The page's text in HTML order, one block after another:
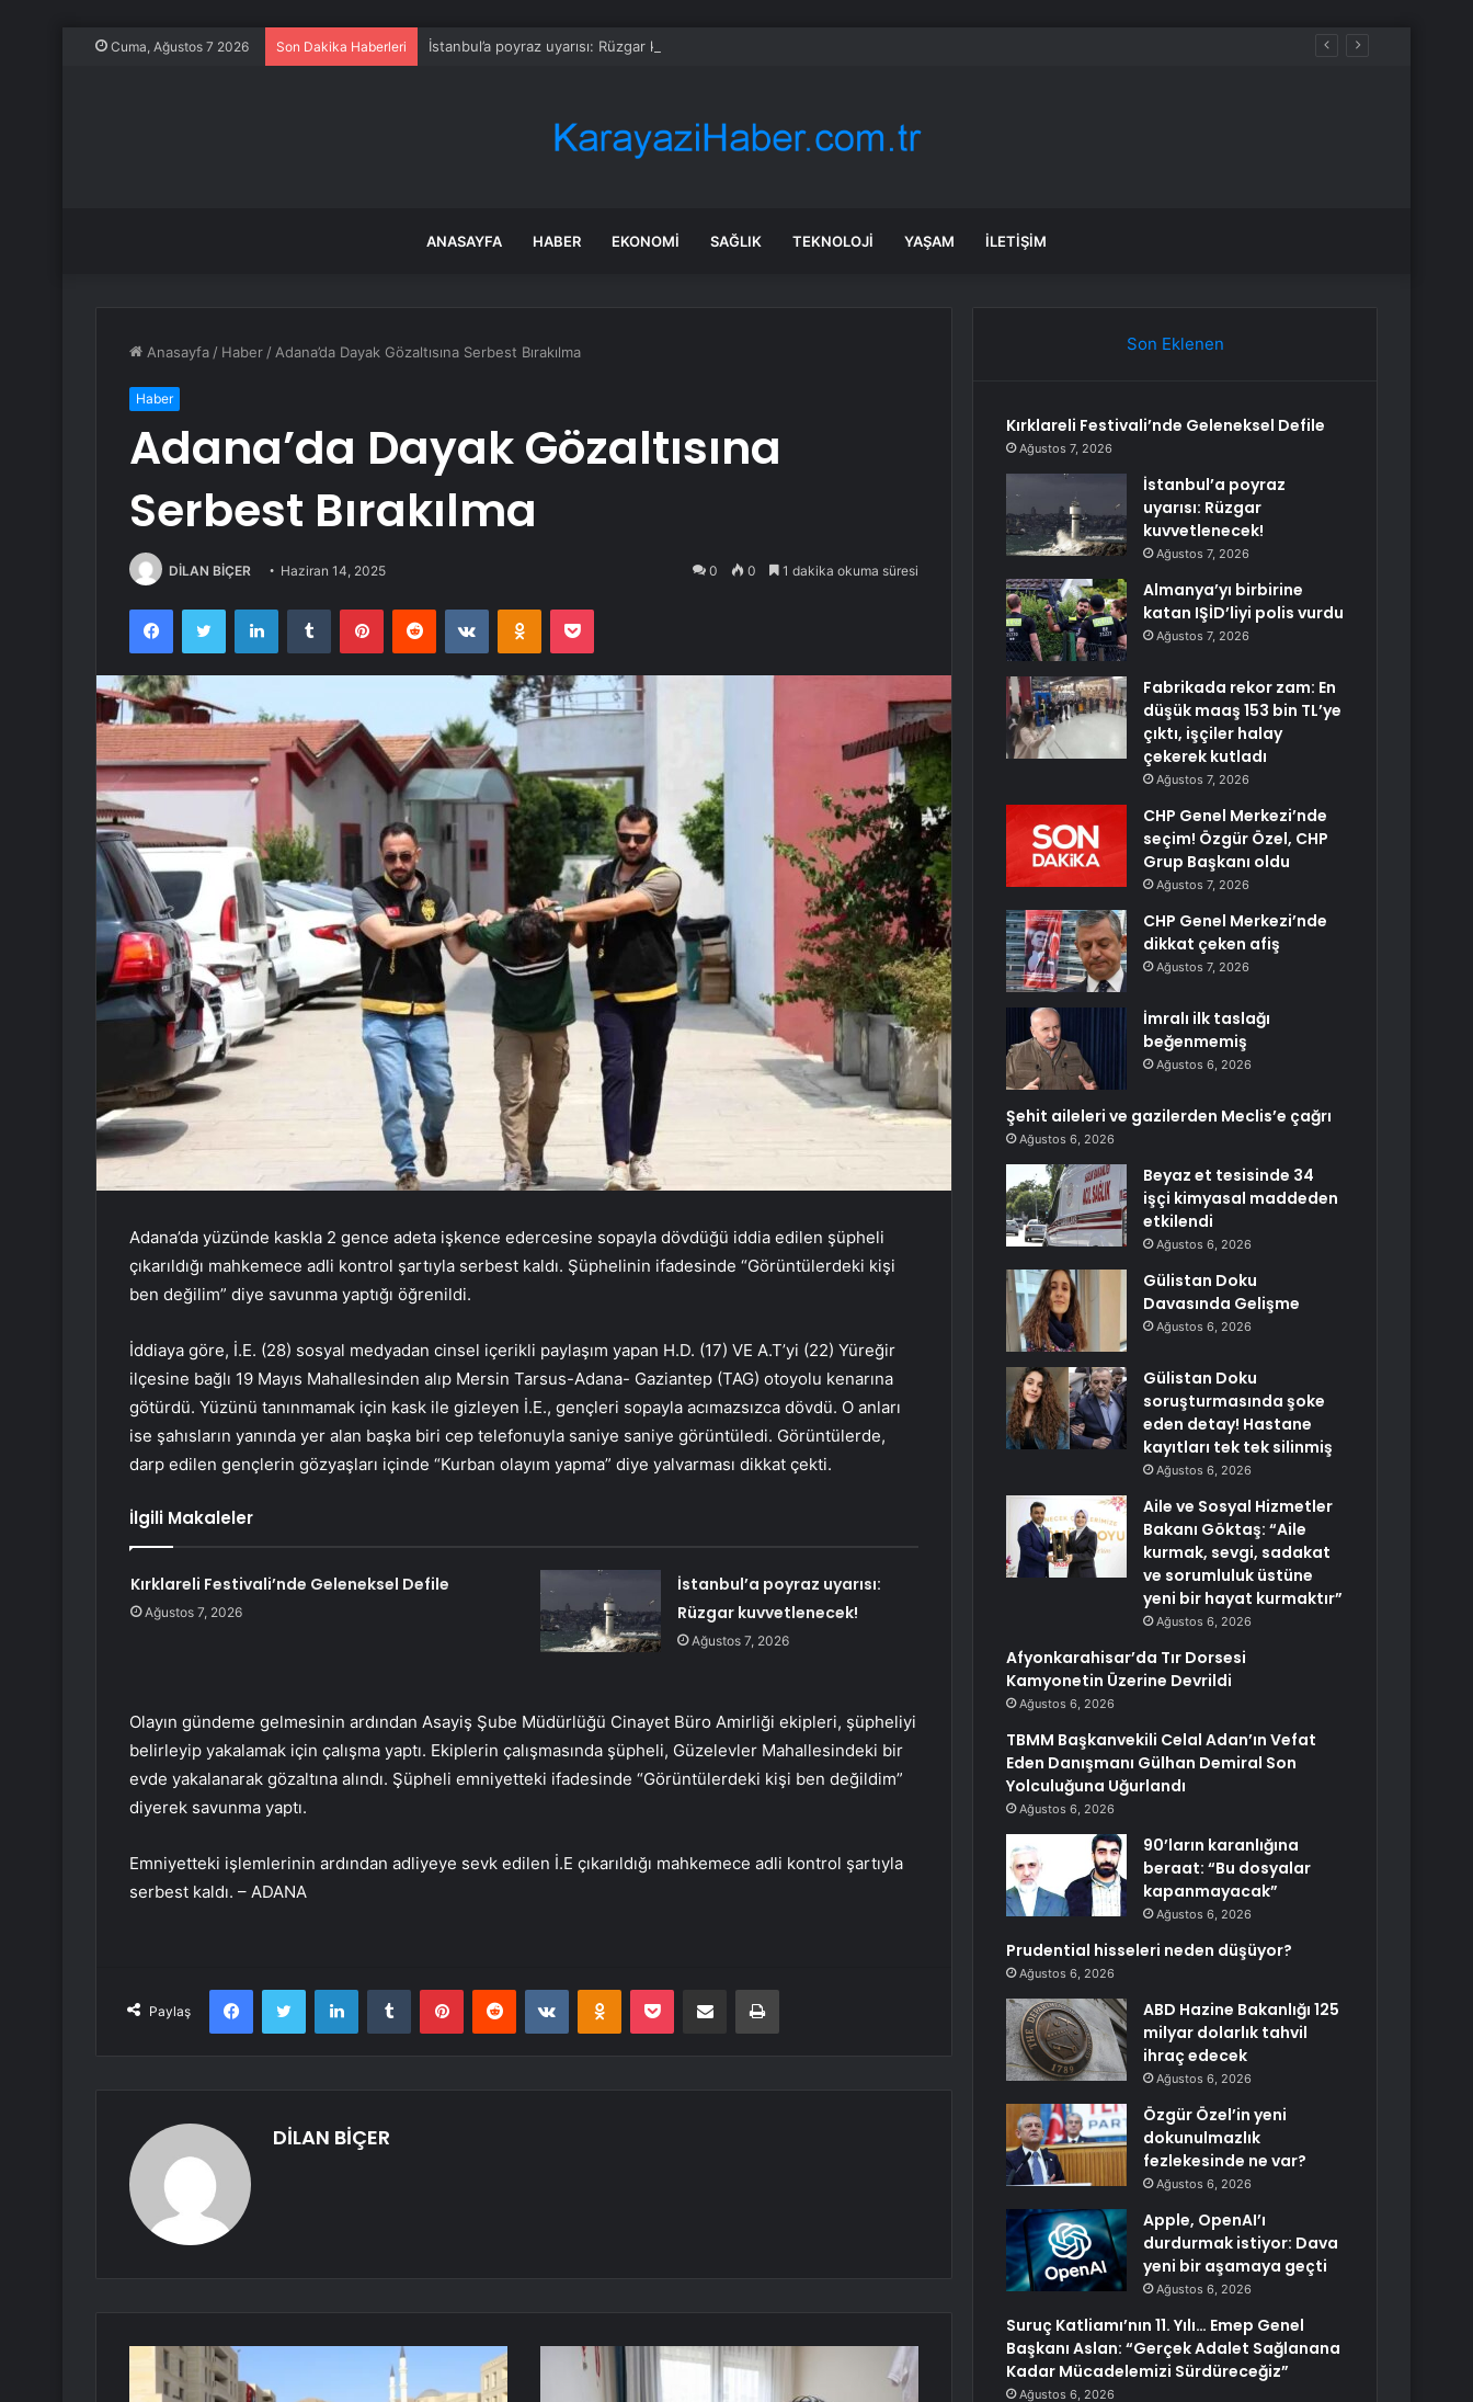
Cuma, Ağustos 7 2026 Son Dakika Haberleri İstanbul’a poyraz uyarısı: Rüzgar kuvvetlenecek!
ANASAYFA HABER EKONOMI SAĞLIK TEKNOLOJI YAŞAM İLETIŞIM
Anasayfa / Haber / Adana’da Dayak Gözaltısına Serbest Bırakılma
Haber
Adana’da Dayak Gözaltısına
Serbest Bırakılma
DİLAN BİÇER Haziran 14, 2025 0 0 1 dakika okuma süresi
FacebookTwitter LinkedInTumblr PinterestReddit VKontakteOdnoklassniki
Pocket
Adana’da yüzünde kaskla 2 gence adeta işkence edercesine sopayla dövdüğü iddia edilen şüpheli
çıkarıldığı mahkemece adli kontrol şartıyla serbest kaldı. Şüphelinin ifadesinde “Görüntülerdeki kişi
ben değilim” diye savunma yaptığı öğrenildi.
İddiaya göre, İ.E. (28) sosyal medyadan cinsel içerikli paylaşım yapan H.D. (17) VE A.T’yi (22) Yüreğir
ilçesine bağlı 19 Mayıs Mahallesinden alıp Mersin Tarsus-Adana- Gaziantep (TAG) otoyolu kenarına
götürdü. Yüzünü tanınmamak için kask ile gizleyen İ.E., gençleri sopayla acımazsızca dövdü. O anları
ise şahısların yanında yer alan başka biri cep telefonuyla saniye saniye görüntüledi. Görüntülerde,
darp edilen gençlerin gözyaşları içinde “Kurban olayım yapma” diye yalvarması dikkat çekti.
İlgili Makaleler
Kırklareli Festivali’nde Geleneksel Defile
Ağustos 7, 2026
İstanbul’a poyraz uyarısı:
Rüzgar kuvvetlenecek!
Ağustos 7, 2026
Olayın gündeme gelmesinin ardından Asayiş Şube Müdürlüğü Cinayet Büro Amirliği ekipleri, şüpheliyi
belirleyip yakalamak için çalışma yaptı. Ekiplerin çalışmasında şüpheli, Güzelevler Mahallesindeki bir
evde yakalanarak gözaltına alındı. Şüpheli emniyetteki ifadesinde “Görüntülerdeki kişi ben değildim”
diyerek savunma yaptı.
Emniyetteki işlemlerinin ardından adliyeye sevk edilen İ.E çıkarıldığı mahkemece adli kontrol şartıyla
serbest kaldı. – ADANA
Paylaş
FacebookTwitter LinkedInTumblr PinterestReddit VKontakteOdnoklassniki
Pocket E-Posta ile paylaş Yazdır
DİLAN BİÇER
Son Eklenen
Kırklareli Festivali’nde Geleneksel Defile
Ağustos 7, 2026
İstanbul’a poyraz
uyarısı: Rüzgar
kuvvetlenecek!
Ağustos 7, 2026
Almanya’yı birbirine
katan IŞİD’liyi polis vurdu
Ağustos 7, 2026
Fabrikada rekor zam: En
düşük maaş 153 bin TL’ye
çıktı, işçiler halay
çekerek kutladı
Ağustos 7, 2026
CHP Genel Merkezi’nde
seçim! Özgür Özel, CHP
Grup Başkanı oldu
Ağustos 7, 2026
CHP Genel Merkezi’nde
dikkat çeken afiş
Ağustos 7, 2026
İmralı ilk taslağı
beğenmemiş
Ağustos 6, 2026
Şehit aileleri ve gazilerden Meclis’e çağrı
Ağustos 6, 2026
Beyaz et tesisinde 34
işçi kimyasal maddeden
etkilendi
Ağustos 6, 2026
Gülistan Doku
Davasında Gelişme
Ağustos 6, 2026
Gülistan Doku
soruşturmasında şoke
eden detay! Hastane
kayıtları tek tek silinmiş
Ağustos 6, 2026
Aile ve Sosyal Hizmetler
Bakanı Göktaş: “Aile
kurmak, sevgi, sadakat
ve sorumluluk üstüne
yeni bir hayat kurmaktır”
Ağustos 6, 2026
Afyonkarahisar’da Tır Dorsesi
Kamyonetin Üzerine Devrildi
Ağustos 6, 2026
TBMM Başkanvekili Celal Adan’ın Vefat
Eden Danışmanı Gülhan Demiral Son
Yolculuğuna Uğurlandı
Ağustos 6, 2026
90’ların karanlığına
beraat: “Bu dosyalar
kapanmayacak”
Ağustos 6, 2026
Prudential hisseleri neden düşüyor?
Ağustos 6, 2026
ABD Hazine Bakanlığı 125
milyar dolarlık tahvil
ihraç edecek
Ağustos 6, 2026
Özgür Özel’in yeni
dokunulmazlık
fezlekesinde ne var?
Ağustos 6, 2026
Apple, OpenAI’ı
durdurmak istiyor: Dava
yeni bir aşamaya geçti
Ağustos 6, 2026
Suruç Katliamı’nın 11. Yılı… Emep Genel
Başkanı Aslan: “Gerçek Adalet Sağlanana
Kadar Mücadelemizi Sürdüreceğiz”
Ağustos 6, 2026